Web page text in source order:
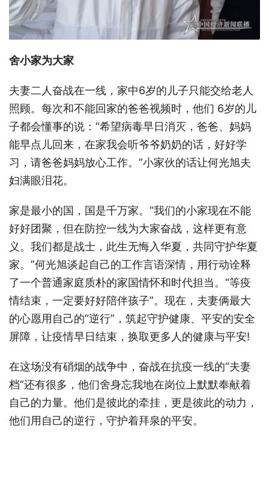
舍小家为大家
夫妻二人奋战在一线，家中6岁的儿子只能交给老人
照顾。每次和不能回家的爸爸视频时，他们 6岁的儿
子都会懂事的说：“希望病毒早日消灭，爸爸、妈妈
能早点儿回来，在家我会听爷爷奶奶的话，好好学
习，请爸爸妈妈放心工作。”小家伙的话让何光旭夫
妇满眼泪花。
家是最小的国，国是千万家。“我们的小家现在不能
好好团聚，但在防控一线为大家奋战，这样更有意
义。我们都是战士，此生无悔入华夏，共同守护华夏
家。”何光旭谈起自己的工作言语深情，用行动诠释
了一个普通家庭质朴的家国情怀和时代担当。“等疫
情结束，一定要好好陪伴孩子”。现在，夫妻俩最大
的心愿用自己的“逆行”，筑起守护健康、平安的安全
屏障，让疫情早日结束，换取更多人的健康与平安!
在这场没有硝烟的战争中，奋战在抗疫一线的“夫妻
档”还有很多，他们舍身忘我地在岗位上默默奉献着
自己的力量。他们是彼此的牵挂，更是彼此的动力，
他们用自己的逆行，守护着拜泉的平安。